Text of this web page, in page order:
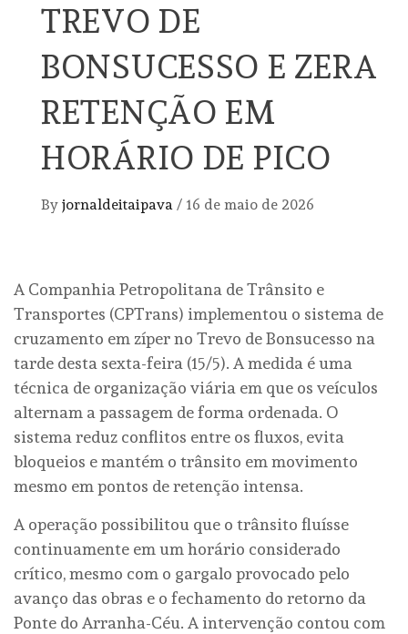
TREVO DE
BONSUCESSO E ZERA
RETENÇÃO EM
HORÁRIO DE PICO
By jornaldeitaipava / 16 de maio de 2026
A Companhia Petropolitana de Trânsito e
Transportes (CPTrans) implementou o sistema de
cruzamento em zíper no Trevo de Bonsucesso na
tarde desta sexta-feira (15/5). A medida é uma
técnica de organização viária em que os veículos
alternam a passagem de forma ordenada. O
sistema reduz conflitos entre os fluxos, evita
bloqueios e mantém o trânsito em movimento
mesmo em pontos de retenção intensa.
A operação possibilitou que o trânsito fluísse
continuamente em um horário considerado
crítico, mesmo com o gargalo provocado pelo
avanço das obras e o fechamento do retorno da
Ponte do Arranha-Céu. A intervenção contou com